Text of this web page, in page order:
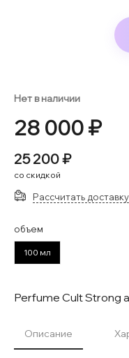
Нет в наличии
28 000 ₽
25 200 ₽
со скидкой
Рассчитать доставку
объем
100 мл
Perfume Cult Strong
Описание